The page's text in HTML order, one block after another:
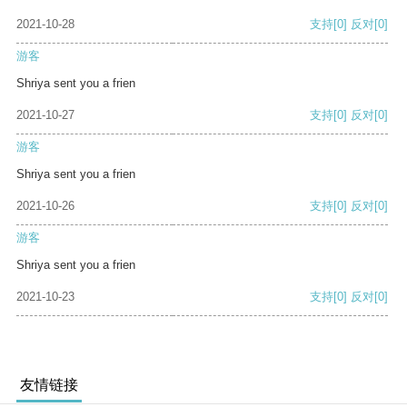
2021-10-28 支持[0] 反对[0]
游客
Shriya sent you a frien
2021-10-27 支持[0] 反对[0]
游客
Shriya sent you a frien
2021-10-26 支持[0] 反对[0]
游客
Shriya sent you a frien
2021-10-23 支持[0] 反对[0]
友情链接